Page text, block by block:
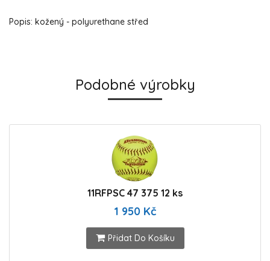
Popis: kožený - polyurethane střed
Podobné výrobky
11RFPSC 47 375 12 ks
1 950 Kč
Přidat Do Košíku